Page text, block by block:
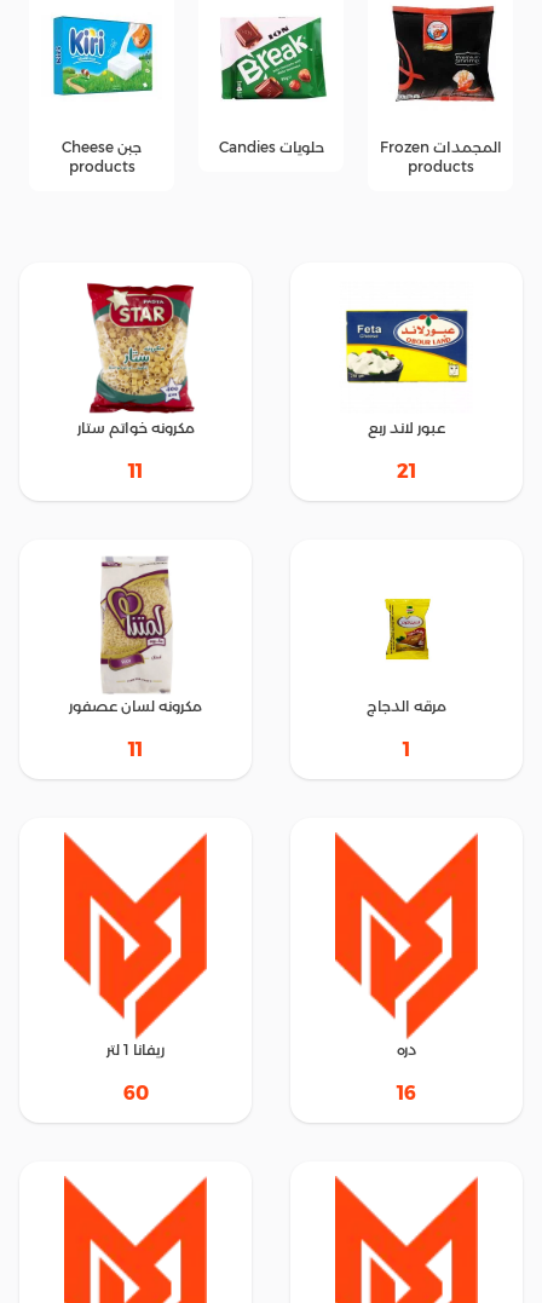
المجمدات Frozen
products
حلويات Candies
جبن Cheese
products
عبور لاند ربع
21
مكرونه خواتم ستار
11
مرقه الدجاج
1
مكرونه لسان عصفور
11
دره
16
ريفانا 1 لتر
60